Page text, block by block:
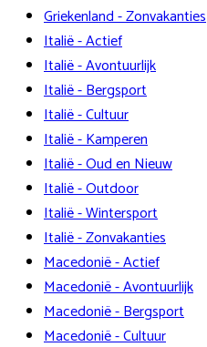
Griekenland - Zonvakanties
Italië - Actief
Italië - Avontuurlijk
Italië - Bergsport
Italië - Cultuur
Italië - Kamperen
Italië - Oud en Nieuw
Italië - Outdoor
Italië - Wintersport
Italië - Zonvakanties
Macedonië - Actief
Macedonië - Avontuurlijk
Macedonië - Bergsport
Macedonië - Cultuur